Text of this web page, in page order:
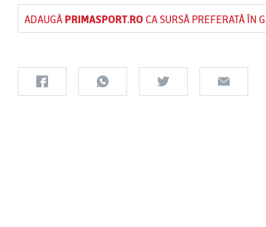
ADAUGĂ PRIMASPORT.ROCA SURSĂ PREFERATĂ ÎN